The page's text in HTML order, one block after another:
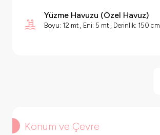
Yüzme Havuzu (Özel Havuz)
Boyu: 12 mt , Eni: 5 mt , Derinlik: 150 cm
Salıncak
Konum ve Çevre